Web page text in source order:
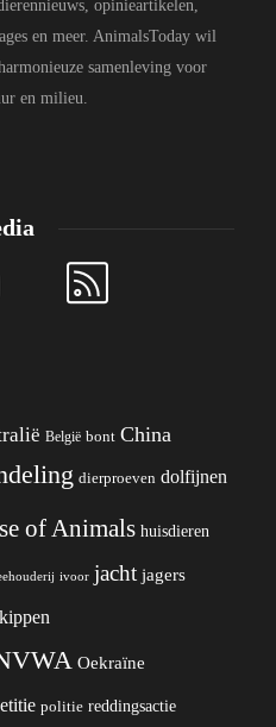
opinieartikelen,
en meer. AnimalsToday wil
samenleving voor
en milieu.
België bont China
dierproeven dolfijnen
of Animals huisdieren
ivoor jacht jagers
kippen
Oekraïne
politie reddingsactie